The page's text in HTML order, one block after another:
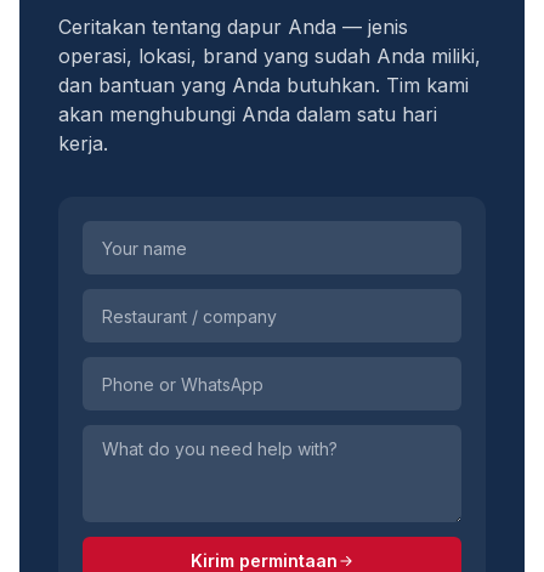
Ceritakan tentang dapur Anda — jenis
operasi, lokasi, brand yang sudah Anda miliki,
dan bantuan yang Anda butuhkan. Tim kami
akan menghubungi Anda dalam satu hari
kerja.
Kirim permintaan